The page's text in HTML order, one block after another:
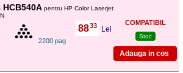
HCB540A pentru HP Color Laserjet
2200 pag
COMPATIBIL
Stoc
8833 Lei